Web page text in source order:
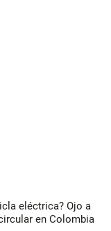
eléctrica? Ojo a
en Colombia